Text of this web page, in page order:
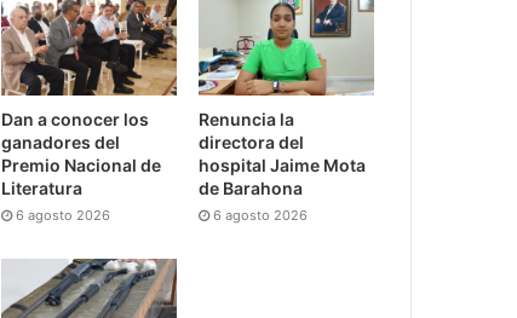
Dan a conocer los
ganadores del
Premio Nacional de
Literatura
6 agosto 2026
Renuncia la
directora del
hospital Jaime Mota
de Barahona
6 agosto 2026